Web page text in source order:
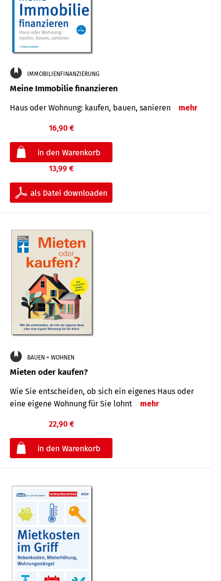
IMMOBILIENFINANZIERUNG
Meine Immobilie finanzieren
Haus oder Wohnung: kaufen, bauen, sanieren mehr
16,90 €
13,99 €
BAUEN + WOHNEN
Mieten oder kaufen?
Wie Sie entscheiden, ob sich ein eigenes Haus oder
eine eigene Wohnung für Sie lohnt
mehr
22,90 €